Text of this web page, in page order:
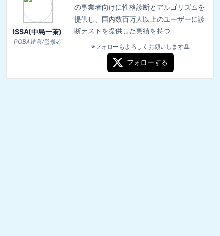
ISSA(中島一茶)
POBA運営/監修者
の事業者向けに性格診断とアルゴリズムを
提供し、国内数百万人以上のユーザーに診
断テストを提供した実績を持つ
※フォローもよろしくお願いします🙇
フォローする